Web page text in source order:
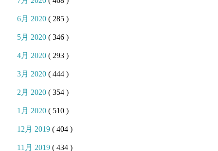
6月 2020( 285 )
5月 2020( 346 )
4月 2020( 293 )
3月 2020( 444 )
2月 2020( 354 )
1月 2020( 510 )
12月 2019( 404 )
11月 2019( 434 )